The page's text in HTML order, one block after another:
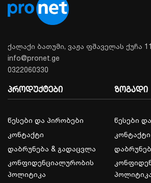
ქალაქი ბათუმი, ვაჟა ფშაველას ქუჩა
info@pronet.ge
0322060330
პროდუქტები
წესები და პირობები
კონტაქტი
დაბრუნება & გადაცვლა
კონფიდენციალურობის
პოლიტიკა
ზოგადი
წესები
კონტაქტი